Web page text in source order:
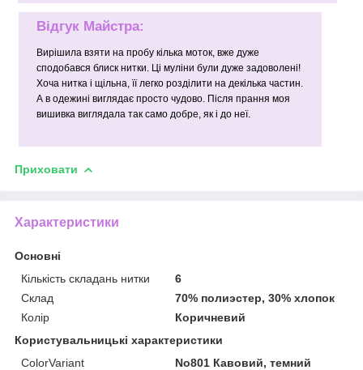
Відгук Майстра:
Вирішила взяти на пробу кілька моток, вже дуже
сподобався блиск нитки. Ці муліни були дуже задоволені!
Хоча нитка і щільна, її легко розділити на декілька частин.
А в одежині виглядає просто чудово. Після прання моя
вишивка виглядала так само добре, як і до неї.
Приховати
Характеристики
Основні
Кількість складань нитки
6
Склад
70% полиэстер, 30% хлопок
Колір
Коричневий
Користувальницькі характеристики
ColorVariant
No801 Кавовий, темний